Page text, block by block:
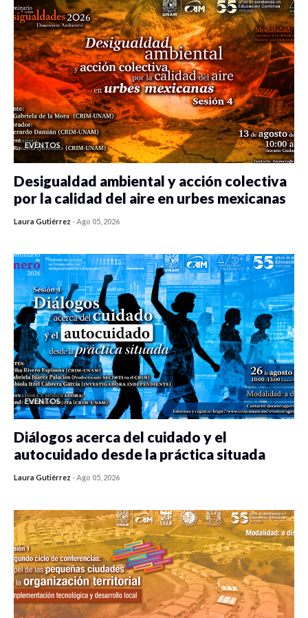
EVENTOS
Desigualdad ambiental y acción colectiva
por la calidad del aire en urbes mexicanas
Laura Gutiérrez -Ago 05, 2026
EVENTOS
Diálogos acerca del cuidado y el
autocuidado desde la práctica situada
Laura Gutiérrez -Ago 05, 2026